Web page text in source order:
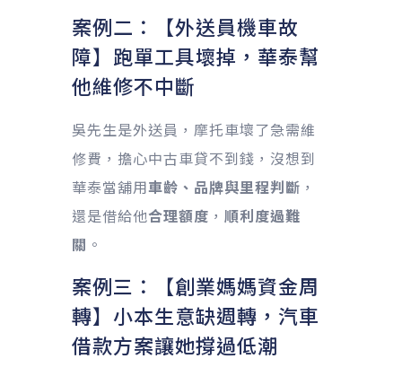
案例二：【外送員機車故
障】跑單工具壞掉，華泰幫
他維修不中斷
吳先生是外送員，摩托車壞了急需維
修費，擔心中古車貸不到錢，沒想到
華泰當舖用車齡、品牌與里程判斷 ，
還是借給他合理額度 ， 順利度過難
關 。
案例三：【創業媽媽資金周
轉】小本生意缺週轉，汽車
借款方案讓她撐過低潮